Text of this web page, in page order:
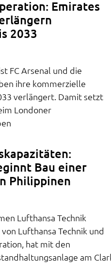
Emirates
2033
FC Arsenal und die
ihre kommerzielle
verlängert. Damit setzt
Londoner
Bau einer
Philippinen
Lufthansa Technik
Lufthansa Technik und
hat mit den
am